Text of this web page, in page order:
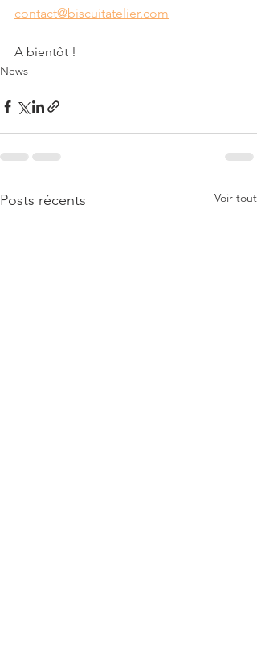
contact@biscuitatelier.com
A bientôt !
News
Posts récents Voir tout